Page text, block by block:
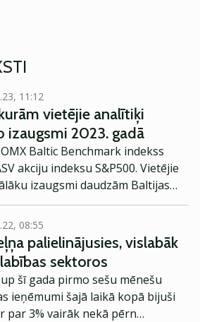
11:12
vietējie analītiķi
izaugsmi 2023. gadā
Baltic Benchmark indekss
akciju indeksu S&P500. Vietējie
izaugsmi daudzām Baltijas
08:55
palielinājusies, vislabāk
sektoros
šī gada pirmo sešu mēnešu
ieņēmumi šajā laikā kopā bijuši
par 3% vairāk nekā pērn